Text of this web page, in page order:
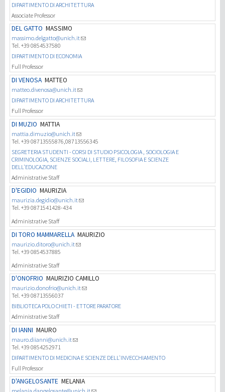
DIPARTIMENTO DI ARCHITETTURA
Associate Professor
DEL GATTO MASSIMO
massimo.delgatto@unich.it
Tel. +39 0854537580
DIPARTIMENTO DI ECONOMIA
Full Professor
DI VENOSA MATTEO
matteo.divenosa@unich.it
DIPARTIMENTO DI ARCHITETTURA
Full Professor
DI MUZIO MATTIA
mattia.dimuzio@unich.it
Tel. +39 08713555876,08713556345
SEGRETERIA STUDENTI - CORSI DI STUDIO PSICOLOGIA , SOCIOLOGIA E
CRIMINOLOGIA, SCIENZE SOCIALI, LETTERE, FILOSOFIA E SCIENZE
DELL'EDUCAZIONE
Administrative Staff
D'EGIDIO MAURIZIA
maurizia.degidio@unich.it
Tel. +39 0871541428-434
Administrative Staff
DI TORO MAMMARELLA MAURIZIO
maurizio.ditoro@unich.it
Tel. +39 0854537885
Administrative Staff
D'ONOFRIO MAURIZIO CAMILLO
maurizio.donofrio@unich.it
Tel. +39 08713556037
BIBLIOTECA POLO CHIETI - ETTORE PARATORE
Administrative Staff
DI IANNI MAURO
mauro.diianni@unich.it
Tel. +39 0854252971
DIPARTIMENTO DI MEDICINA E SCIENZE DELL'INVECCHIAMENTO
Full Professor
D'ANGELOSANTE MELANIA